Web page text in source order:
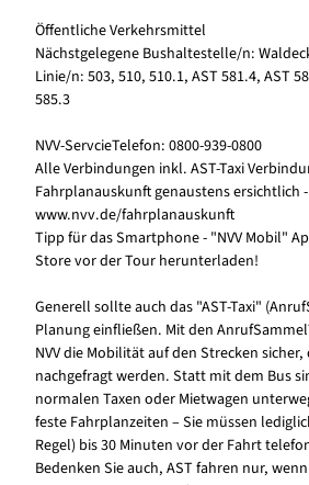
Öffentliche Verkehrsmittel
Nächstgelegene Bushaltestelle/n:
Linie/n: 503, 510, 510.1, AST 581.4, AST
585.3
NVV-ServcieTelefon: 0800-939-0800
Alle Verbindungen inkl. AST-Taxi
Fahrplanauskunft genaustens ersichtlich -
www.nvv.de/fahrplanauskunft
Tipp für das Smartphone - "NVV Mobil"
Store vor der Tour herunterladen!
Generell sollte auch das "AST-Taxi"
Planung einfließen. Mit den
NVV die Mobilität auf den Strecken
nachgefragt werden. Statt mit dem Bus
normalen Taxen oder Mietwagen
feste Fahrplanzeiten – Sie müssen
Regel) bis 30 Minuten vor der Fahrt
Bedenken Sie auch, AST fahren nur,